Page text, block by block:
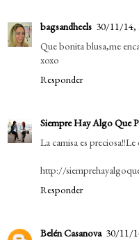
bagsandheels 30/11/14,
Que bonita blusa,me
xoxo
Responder
Siempre Hay Algo Que
La camisa es
http://
Responder
Belén Casanova 30/11/